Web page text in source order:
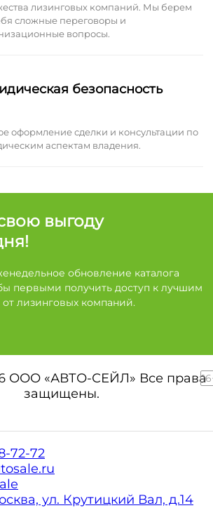
лизинговых компаний. Мы берем
сложные переговоры и
вопросы.
безопасность
оформление сделки и консультации по
аспектам владения.
выгоду
обновление каталога
первыми получить доступ к лучшим
лизинговых компаний.
ООО «АВТО-СЕЙЛ» Все права
защищены.
72-72
ул. Крутицкий Вал, д.14